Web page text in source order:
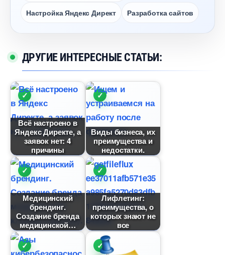
Настройка Яндекс Директ Разработка сайто
ДРУГИЕ ИНТЕРЕСНЫЕ СТАТЬИ:
сё настроено
Яндекс Директе, а
заявок нет: 4
причины
иды бизнеса, их
преимущества и
недостатки.
Медицинский
рендинг.
Создание бренда
медицинской
Лифлетинг:
преимущества, о
которых знают не
се